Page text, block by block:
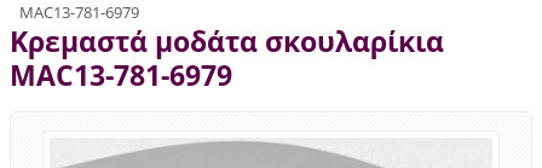
MAC13-781-6979
Κρεμαστά μοδάτα σκουλαρίκια
MAC13-781-6979